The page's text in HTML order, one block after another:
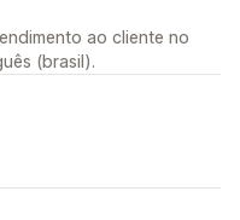
ao cliente no
(brasil).